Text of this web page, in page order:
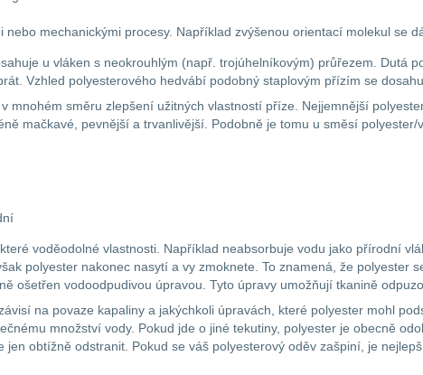
mechanickými procesy. Například zvýšenou orientací molekul se
u vláken s neokrouhlým (např. trojúhelníkovým) průřezem. Dutá
Vzhled polyesterového hedvábí podobný staplovým přízím se
mnohém směru zlepšení užitných vlastností příze. Nejjemnější
mačkavé, pevnější a trvanlivější. Podobně je tomu u směsí polyester/
voděodolné vlastnosti. Například neabsorbuje vodu jako přírodní
polyester nakonec nasytí a vy zmoknete. To znamená, že polyester
ošetřen vodoodpudivou úpravou. Tyto úpravy umožňují tkanině
na povaze kapaliny a jakýchkoli úpravách, které polyester mohl
množství vody. Pokud jde o jiné tekutiny, polyester je obecně
obtížně odstranit. Pokud se váš polyesterový oděv zašpiní, je